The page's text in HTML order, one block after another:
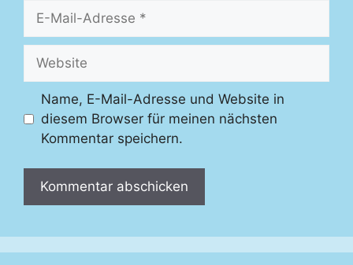
Mail-
Adresse
Name, E-Mail-Adresse und Website in
diesem Browser für meinen nächsten
Kommentar speichern.